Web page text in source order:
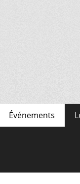
Événements